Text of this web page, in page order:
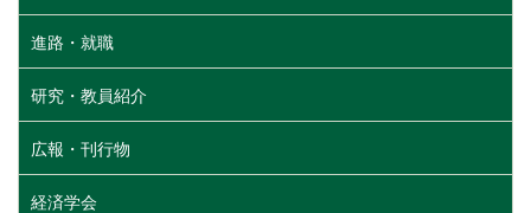
進路・就職
研究・教員紹介
広報・刊行物
経済学会